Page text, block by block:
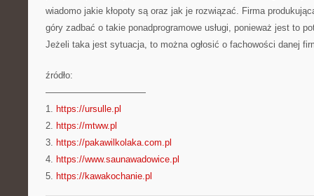
wiadomo jakie kłopoty są oraz jak je rozwiązać. Firma
góry zadbać o takie ponadprogramowe usługi, ponieważ jest to
Jeżeli taka jest sytuacja, to można ogłosić o fachowości danej
źródło:
———————————
1. https://ursulle.pl
2. https://mtww.pl
3. https://pakawilkolaka.com.pl
4. https://www.saunawadowice.pl
5. https://kawakochanie.pl